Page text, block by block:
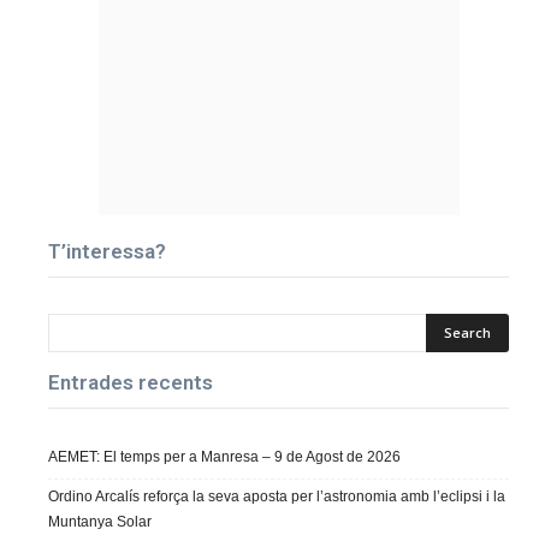
T’interessa?
Entrades recents
AEMET: El temps per a Manresa – 9 de Agost de 2026
Ordino Arcalís reforça la seva aposta per l’astronomia amb l’eclipsi i la
Muntanya Solar